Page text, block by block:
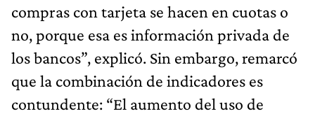
compras con tarjeta se hacen en cuotas o
no, porque esa es información privada de
los bancos”, explicó. Sin embargo, remarcó
que la combinación de indicadores es
contundente: “El aumento del uso de